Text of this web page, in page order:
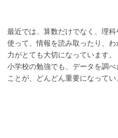
最近では、算数だけでなく、理
使って、情報を読み取ったり、
力がとても大切になっています。
小学校の勉強でも、データを調
ことが、どんどん重要になってい